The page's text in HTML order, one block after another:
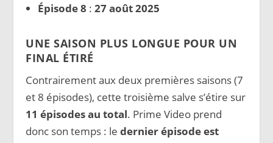
Épisode 8 : 27 août 2025
UNE SAISON PLUS LONGUE POUR UN
FINAL ÉTIRÉ
Contrairement aux deux premières saisons (7
et 8 épisodes), cette troisième salve s’étire sur
11 épisodes au total. Prime Video prend
donc son temps : ledernier épisode est